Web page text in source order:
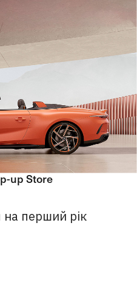
up Store
на перший рік